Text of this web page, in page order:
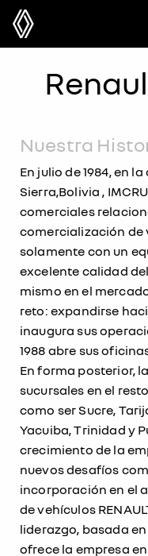
Nuestra
En julio de 1984, en
Sierra,Bolivia ,
comerciales
comercialización de
solamente con un
excelente calidad
mismo en el
reto: expandirse
inaugura sus
1988 abre sus
En forma posterior,
sucursales en el
como ser Sucre,
Yacuiba, Trinidad y
crecimiento de la
nuevos desafíos
incorporación en el
de vehículos
liderazgo, basada
ofrece la empresa